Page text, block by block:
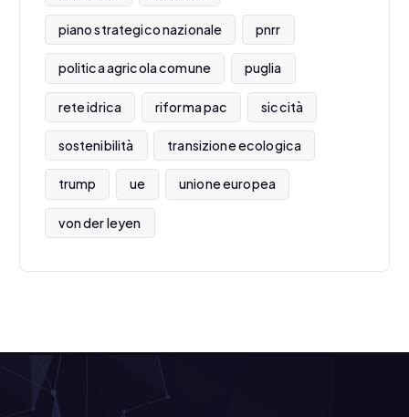
piano strategico nazionale pnrr
politica agricola comune puglia
rete idrica riforma pac siccità
sostenibilità transizione ecologica
trump ue unione europea
von der leyen